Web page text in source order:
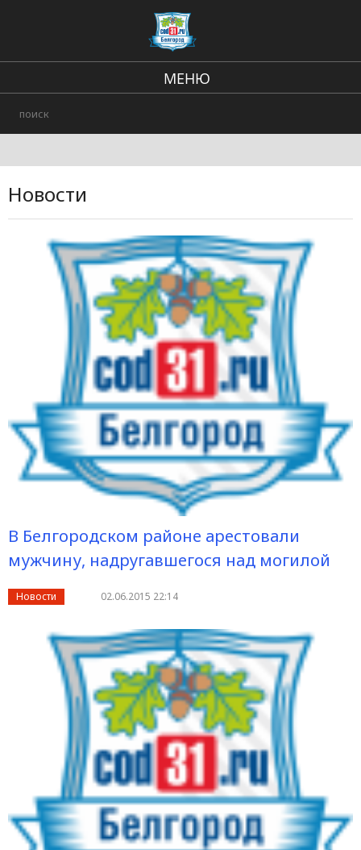
МЕНЮ
Новости
В Белгородском районе арестовали
мужчину, надругавшегося над могилой
Новости 02.06.2015 22:14